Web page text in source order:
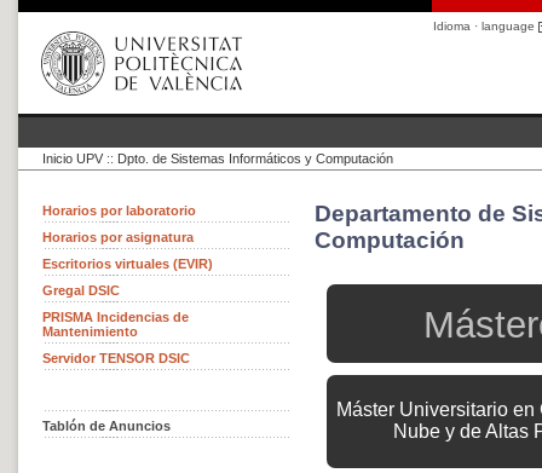
Idioma · language
Inicio UPV :: Dpto. de Sistemas Informáticos y Computación
Horarios por laboratorio
Horarios por asignatura
Escritorios virtuales (EVIR)
Gregal DSIC
PRISMA Incidencias de
Mantenimiento
Servidor TENSOR DSIC
Tablón de Anuncios
Departamento de
Computación
Máster Universitario
Nube y de Altas